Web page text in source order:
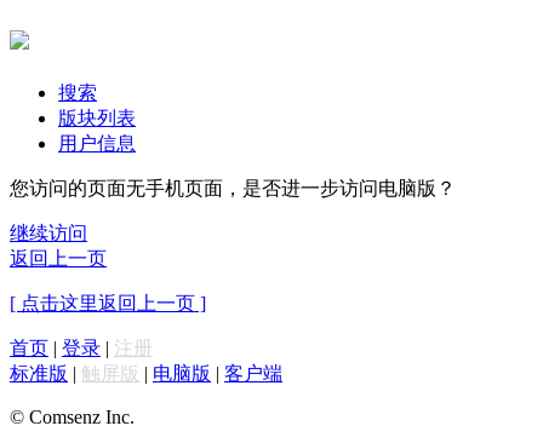
搜索
版块列表
用户信息
您访问的页面无手机页面，是否进一步访问电脑版？
继续访问
返回上一页
[ 点击这里返回上一页 ]
首页 | 登录 | 注册
标准版 | 触屏版 | 电脑版 | 客户端
© Comsenz Inc.